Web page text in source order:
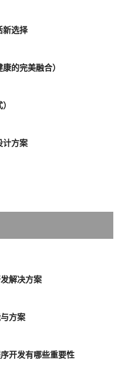
新选择
的完美融合）
计方案
解决方案
方案
开发有哪些重要性